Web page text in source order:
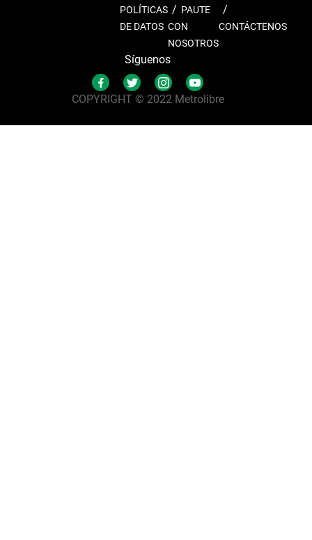
POLÍTICAS
DE DATOS
PAUTE
CON
NOSOTROS
CONTÁCTENOS
Síguenos
COPYRIGHT © 2022 Metrolibre